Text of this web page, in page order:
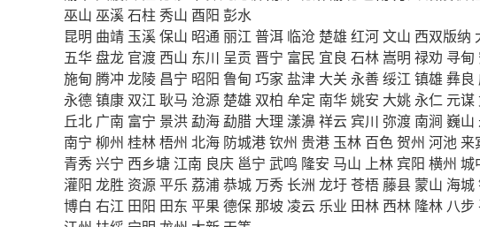
巫山 巫溪石柱 秀山 酉阳 彭水
昆明 曲靖 玉溪保山 昭通丽江 普洱 临沧 楚雄 红河文山 西双版纳
五华盘龙 官渡 西山 东川 呈贡 晋宁 富民 宜良 石林嵩明 禄劝 寻甸
施甸 腾冲 龙陵 昌宁 昭阳 鲁甸 巧家 盐津 大关 永善绥江 镇雄 彝良
永德镇康 双江 耿马 沧源 楚雄 双柏 牟定 南华姚安 大姚 永仁 元谋
丘北 广南 富宁 景洪 勐海 勐腊 大理 漾濞祥云 宾川 弥渡 南涧 巍山
南宁 柳州 桂林梧州 北海 防城港钦州 贵港 玉林 百色贺州 河池 来
青秀兴宁 西乡塘 江南 良庆 邕宁 武鸣 隆安 马山 上林 宾阳 横州 城
灌阳 龙胜 资源平乐 荔浦恭城 万秀 长洲 龙圩苍梧 藤县蒙山 海城
博白 右江 田阳 田东 平果 德保那坡 凌云 乐业 田林 西林 隆林 八步